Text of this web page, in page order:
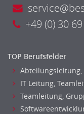
Beauty, Wellness
Elektrik, Sanitär,
Holzhandwerk
Handwerk,
Maler, Lackierer
Mechaniker
+49 (0) 30
TOP Berufsfelder
IT Leitung,
Teamleitung,